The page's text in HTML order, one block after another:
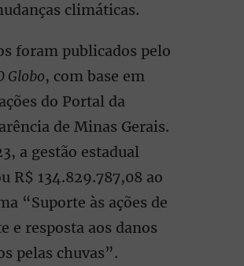
climáticas.
foram publicados pelo
Globo, com base em
do Portal da
de Minas Gerais.
a gestão estadual
R$ 134.829.787,08 ao
“Suporte às ações de
e resposta aos danos
pelas chuvas”.